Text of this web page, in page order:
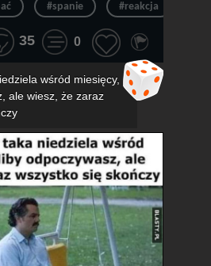
#spanie #reakcja
35 0
wśród miesięcy,
ale wiesz, że zaraz